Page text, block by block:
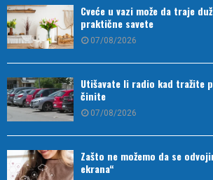
Cveće u vazi može da traje
praktične savete
07/08/2026
Utišavate li radio kad tražite
činite
07/08/2026
Zašto ne možemo da se
ekrana“